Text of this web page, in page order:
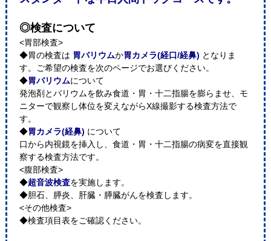
◎検査について
<胃部検査>
◆胃の検査は 胃バリウムか胃カメラ(経口/経鼻) となりま
す。ご希望の検査を次のページでお選びください。
◆胃バリウムについて
発泡剤とバリウムを飲み食道・胃・十二指腸を膨らませ、モ
ニターで観察し体位を変えながらX線撮影する検査方法で
す。
◆胃カメラ(経鼻) について
口から内視鏡を挿入し、食道・胃・十二指腸の病変を直接観
察する検査方法です。
<腹部検査>
◆超音波検査を実施します。
◆胆石、膵炎、肝臓・膵臓がんを検査します。
<その他検査>
◆検査項目表をご確認ください。